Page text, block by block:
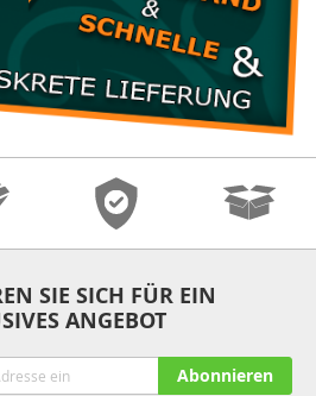
SIE SICH FÜR EIN
ANGEBOT
Abonnieren